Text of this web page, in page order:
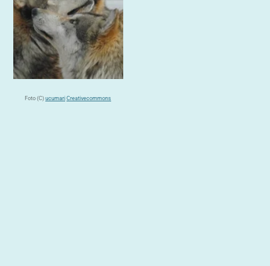
Foto (C) ucumari Creativecommons